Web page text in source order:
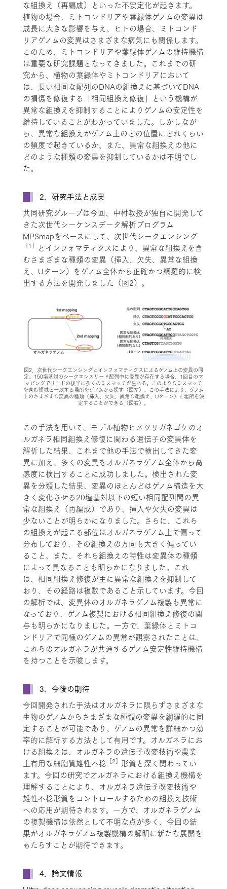
な組換え（再編成）といった不安定化が起きます。
植物の場合、ミトコンドリアや葉緑体ゲノムの変異は
成長に大きな影響を与え、ヒトの場合、ミトコンド
リアゲノムの変異はさまざまな病気にも関係します。
このため、ミトコンドリアや葉緑体ゲノムの維持機構
は重要な研究課題となってきました。これまでの研
究から、植物の葉緑体やミトコンドリアにおいて
は、長い相同な配列のDNAの組換えに基づいてDNA
の損傷を修復する「相同組換え修復」という機構が
異常な組換えを抑制することによりゲノムの安定性を
維持していることがわかっていました。しかしなが
ら、異常な組換えがゲノム上のどの位置にどれくらい
の頻度で起きているか、また、異常な組換えの他に
どのような種類の変異を抑制しているかは不明でし
た。
2．研究手法と成果
共同研究グループは今回、中村教授が独自に開発して
きた次世代シーケンスデータ解析プログラム
MPSmapをベースにして、次世代シークエンシング
［1］ とインフォマティクスにより、異常な組換えを含
むさまざまな種類の変異（挿入、欠失、異常な組換
え、Uターン）をゲノム全体から正確かつ網羅的に検
出する方法を開発しました（図2）。
図2．次世代シークエンシングとインフォマティクスによるゲノム上の変異の同
定。150塩基対のシークエンスリード配列中に変異が存在する場合、1回目のマ
ッピングでリードの後半に多くのミスマッチが生じる。このようなミスマッチ
を含む領域と一致する場所をゲノムから探す（図左）。この手法により、ゲノム
上のさまざまな変異の種類（挿入、欠失、異常な組換え、Uターン）と場所を決
定することができる（図右）。
この手法を用いて、モデル植物ヒメツリガネゴケのオ
ルガネラ相同組換え修復に関わる遺伝子の変異体を
解析した結果、これまで他の手法で検出してきた変
異に加え、多くの変異をオルガネラゲノム全体から高
感度に検出することに成功しました。検出された変
異を分類した結果、変異のほとんどはゲノム構造を大
きく変化させる20塩基対以下の短い相同配列間の異
常な組換え（再編成）であり、挿入や欠失の変異は
少ないことが明らかになりました。さらに、これら
の組換えが起こる部位はオルガネラゲノム上で偏って
分布しており、その組換えの方向も大きく偏ってい
ること、また、それら組換えの特性は変異体の種類
によって異なることも明らかになりました。これ
は、相同組換え修復が主に異常な組換えを抑制して
おり、その経路は複数であること示しています。今回
の解析では、変異体のオルガネラゲノム複製も異常に
なっており、ゲノム複製における相同組換え修復の関
与も明らかになりました。一方で、葉緑体とミトコ
ンドリアで同様のゲノムの異常が観察されたことは、
これらのオルガネラが共通するゲノム安定性維持機構
を持つことを示唆します。
3．今後の期待
今回開発された手法はオルガネラに限らずさまざまな
生物のゲノムからさまざまな種類の変異を網羅的に同
定することが可能であり、ゲノムの異常を詳細かつ効
率的に解析する方法として有用です。オルガネラにお
ける組換えは、オルガネラの遺伝子改変技術や農業
上有用な細胞質雄性不稔 ［2］ 形質と深く関わってい
ます。今回の研究でオルガネラにおける組換え機構を
理解することにより、オルガネラ遺伝子改変技術や
雄性不稔形質をコントロールするための組換え技術
への応用が期待されます。一方で、オルガネラゲノム
の複製機構は依然として不明な点が多く、今回の結
果がオルガネラゲノム複製機構の解明に新たな展開を
もたらすことが期待できます。
4．論文情報